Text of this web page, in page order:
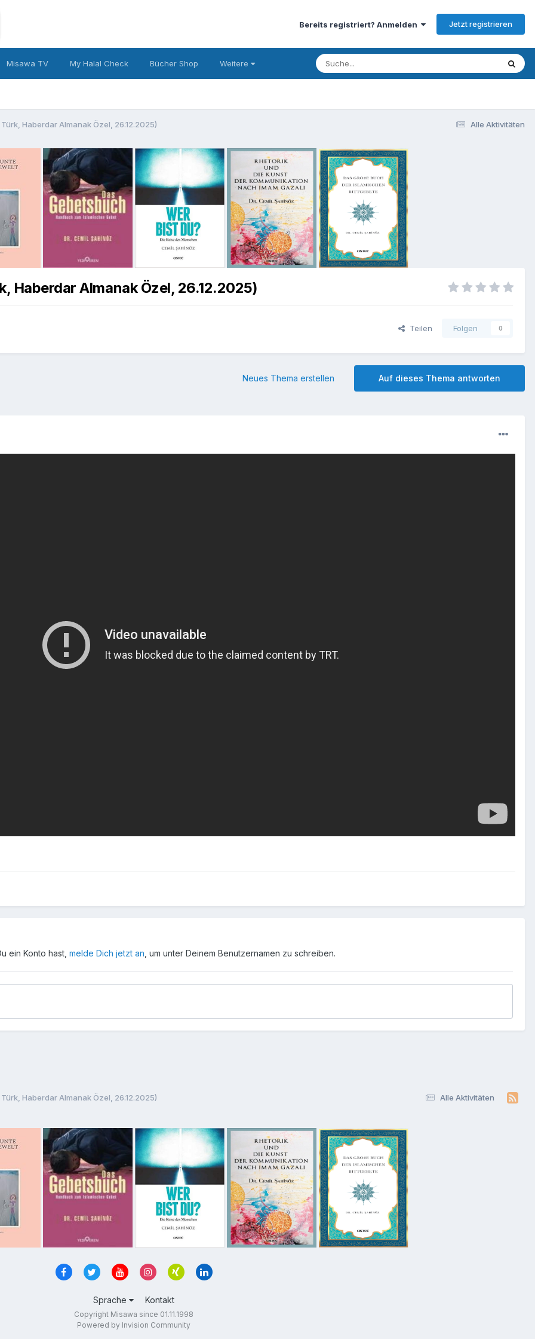
Bereits registriert? Anmelden Jetzt registrieren
Misawa TV My Halal Check Bücher Shop Weitere
Alle Aktivitäten
Haberdar Almanak Özel, 26.12.2025)
Haberdar Almanak Özel, 26.12.2025)
Teilen Folgen 0
Auf dieses Thema antworten
Neues Thema erstellen
ein Konto hast, melde Dich jetzt an , um unter Deinem Benutzernamen zu schreiben.
Alle Aktivitäten
Haberdar Almanak Özel, 26.12.2025)
Sprache Kontakt
Copyright Misawa since 01.11.1998
Powered by Invision Community